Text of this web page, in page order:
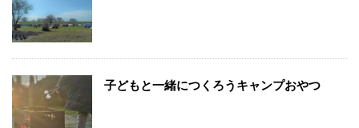
子どもと一緒につくろうキャンプおやつ